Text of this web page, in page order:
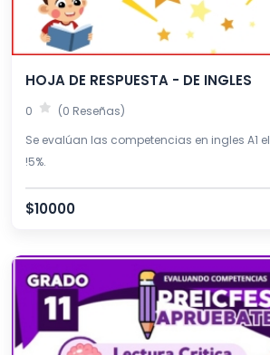
HOJA DE RESPUESTA - DE INGLES
0 (0 Reseñas)
Se evalúan las competencias en ingles A1 el
!5%.
$10000